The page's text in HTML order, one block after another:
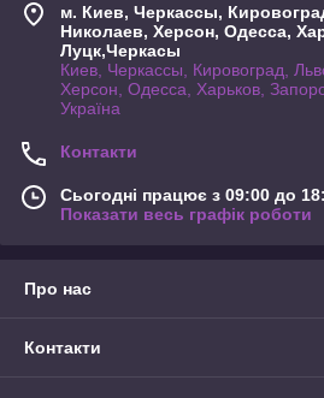
м. Киев, Черкассы,
Николаев, Херсон, Одесса,
Луцк,Черкасы
Киев, Черкассы, Кировоград,
Херсон, Одесса, Харьков,
Україна
Контакти
Сьогодні працює з 09:00 до
Показати весь графік роботи
Про нас
Контакти